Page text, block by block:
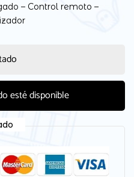
– Control remoto –
esté disponible